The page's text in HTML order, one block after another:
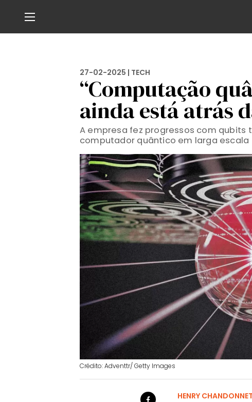
27-02-2025 | TECH
“Computação
ainda está atrás
A empresa fez progressos com
computador quântico em larga escala
Crédito: Adventtr/ Getty Images
HENRY CHANDONNET